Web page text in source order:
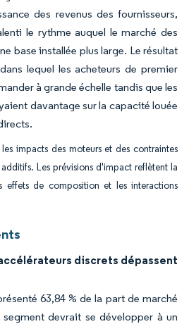
des revenus des fournisseurs,
le rythme auquel le marché des
base installée plus large. Le résultat
lequel les acheteurs de premier
à grande échelle tandis que les
davantage sur la capacité louée
impacts des moteurs et des contraintes
Les prévisions d'impact reflètent la
effets de composition et les interactions
discrets dépassent
63,84 % de la part de marché
devrait se développer à un